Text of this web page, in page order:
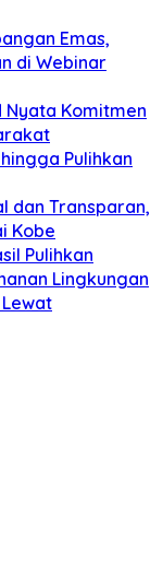
Emas,
di Webinar
Nyata Komitmen
Pulihkan
dan Transparan,
Kobe
Pulihkan
Lingkungan